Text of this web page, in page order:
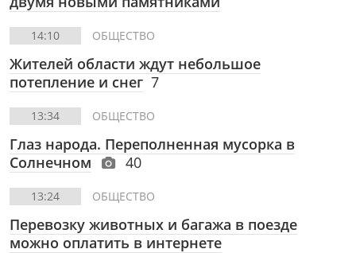
14:10 ОБЩЕСТВО
Жителей области ждут небольшое
потепление и снег 7
13:34 ОБЩЕСТВО
Глаз народа. Переполненная мусорка в
Солнечном
40
13:24 ОБЩЕСТВО
Перевозку животных и багажа в поезде
можно оплатить в интернете